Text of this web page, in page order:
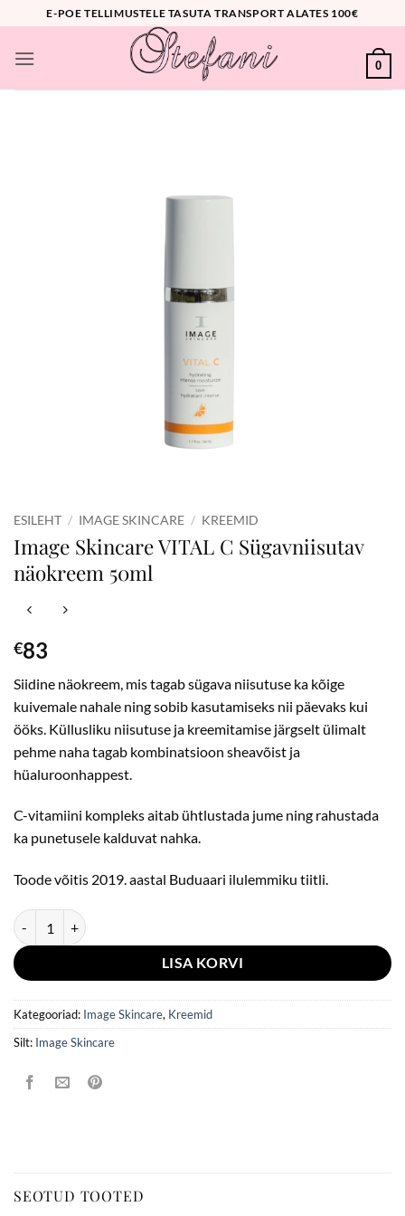
content
E-POE TELLIMUSTELE TASUTA TRANSPORT ALATES 100€
0
ESILEHT / IMAGE SKINCARE / KREEMID
Image Skincare VITAL C Sügavniisutav
näokreem 50ml
€83
Siidine näokreem, mis tagab sügava niisutuse ka kõige
kuivemale nahale ning sobib kasutamiseks nii päevaks kui
ööks. Küllusliku niisutuse ja kreemitamise järgselt ülimalt
pehme naha tagab kombinatsioon sheavõist ja
hüaluroonhappest.
C-vitamiini kompleks aitab ühtlustada jume ning rahustada
ka punetusele kalduvat nahka.
Toode võitis 2019. aastal Buduaari ilulemmiku tiitli.
Image Skincare VITAL C Sügavniisutav näokreem 50ml kogus
LISA KORVI
Kategooriad: Image Skincare, Kreemid
Silt: Image Skincare
SEOTUD TOOTED